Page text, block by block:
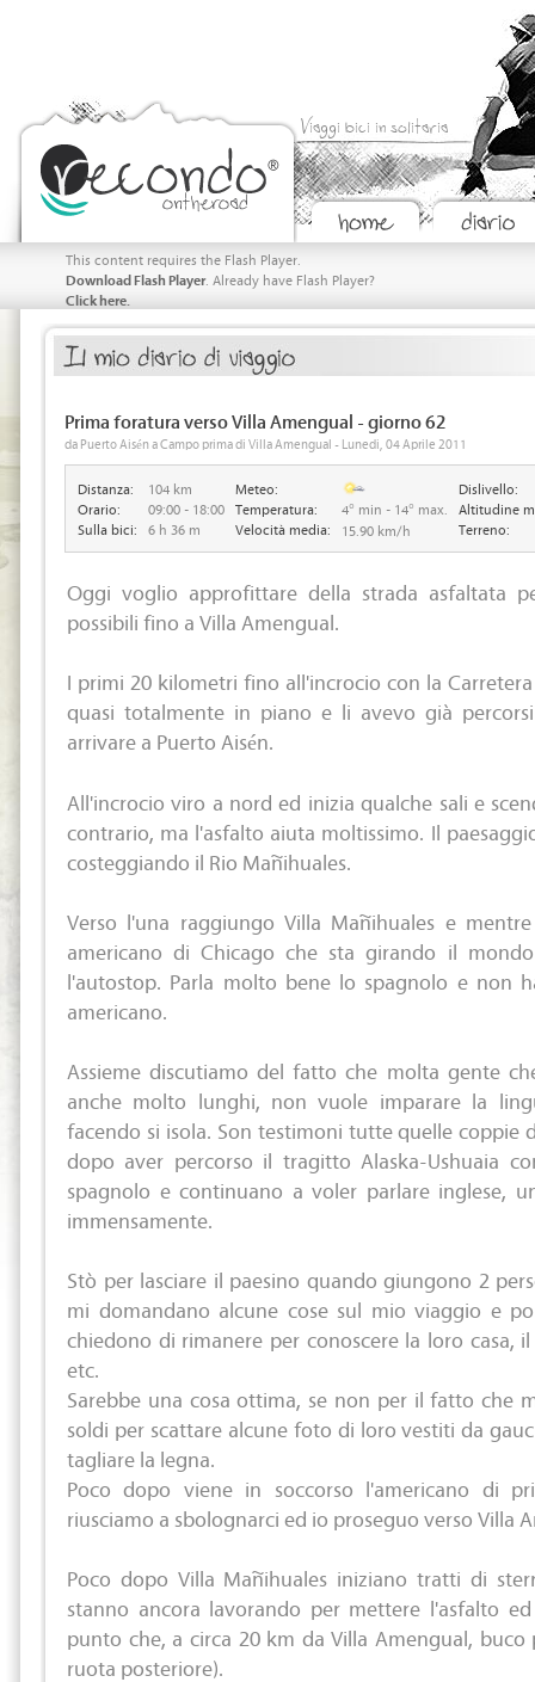
Viaggi bici in solitaria
This content requires the Flash Player.
Download Flash Player. Already have Flash Player?
Click here.
Prima foratura verso Villa Amengual - giorno 62
da Puerto Aisén a Campo prima di Villa Amengual - Lunedi, 04 Aprile 2011
Distanza:
Orario:
Sulla bici:
104 km
09:00 - 18:00
6 h 36 m
Meteo:
Temperatura:
Velocità media:
4° min - 14° max.
15.90 km/h
Dislivello:
Altitudine
Terreno:
Oggi voglio approfittare della strada asfaltata
possibili fino a Villa Amengual.
I primi 20 kilometri fino all'incrocio con la
quasi totalmente in piano e li avevo già
arrivare a Puerto Aisén.
All'incrocio viro a nord ed inizia qualche sali e
contrario, ma l'asfalto aiuta moltissimo. Il
costeggiando il Rio Mañihuales.
Verso l'una raggiungo Villa Mañihuales e
americano di Chicago che sta girando il
l'autostop. Parla molto bene lo spagnolo e non
americano.
Assieme discutiamo del fatto che molta gente
anche molto lunghi, non vuole imparare la
facendo si isola. Son testimoni tutte quelle coppie
dopo aver percorso il tragitto Alaska-Ushuaia
spagnolo e continuano a voler parlare inglese,
immensamente.
Stò per lasciare il paesino quando giungono 2
mi domandano alcune cose sul mio viaggio e
chiedono di rimanere per conoscere la loro casa,
etc.
Sarebbe una cosa ottima, se non per il fatto che
soldi per scattare alcune foto di loro vestiti da
tagliare la legna.
Poco dopo viene in soccorso l'americano di
riusciamo a sbolognarci ed io proseguo verso Villa
Poco dopo Villa Mañihuales iniziano tratti di
stanno ancora lavorando per mettere l'asfalto
punto che, a circa 20 km da Villa Amengual,
ruota posteriore).